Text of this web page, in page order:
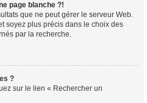
page blanche ?!
que ne peut gérer le serveur Web.
soyez plus précis dans le choix des
par la recherche.
?
sur le lien « Rechercher un